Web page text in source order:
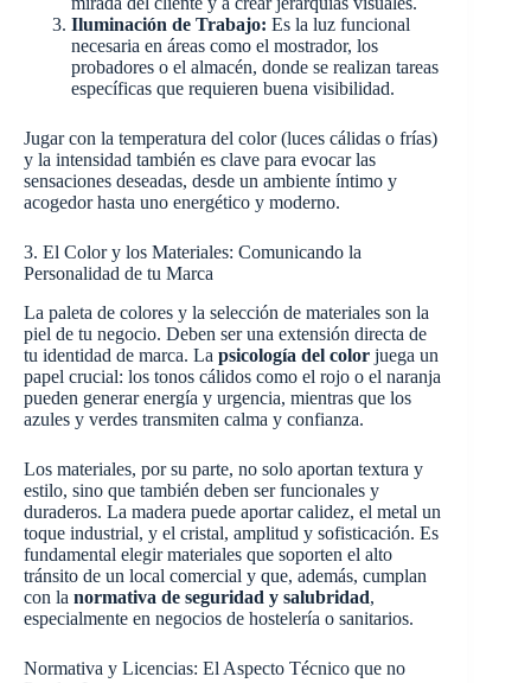
Iluminación de Trabajo: Es la luz funcional
necesaria en áreas como el mostrador, los
probadores o el almacén, donde se realizan tareas
específicas que requieren buena visibilidad.
Jugar con la temperatura del color (luces cálidas o frías)
y la intensidad también es clave para evocar las
sensaciones deseadas, desde un ambiente íntimo y
acogedor hasta uno energético y moderno.
3. El Color y los Materiales: Comunicando la
Personalidad de tu Marca
La paleta de colores y la selección de materiales son la
piel de tu negocio. Deben ser una extensión directa de
tu identidad de marca. La psicología del color juega un
papel crucial: los tonos cálidos como el rojo o el naranja
pueden generar energía y urgencia, mientras que los
azules y verdes transmiten calma y confianza.
Los materiales, por su parte, no solo aportan textura y
estilo, sino que también deben ser funcionales y
duraderos. La madera puede aportar calidez, el metal un
toque industrial, y el cristal, amplitud y sofisticación. Es
fundamental elegir materiales que soporten el alto
tránsito de un local comercial y que, además, cumplan
con la normativa de seguridad y salubridad,
especialmente en negocios de hostelería o sanitarios.
Normativa y Licencias: El Aspecto Técnico que no